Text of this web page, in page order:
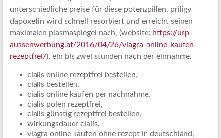
unterschiedliche preise für diese potenzpillen, priligy
dapoxetin wird schnell resorbiert und erreicht seinen
maximalen plasmaspiegel nach, (website: https://usp-
aussenwerbung.at/2016/04/26/viagra-online-kaufen-
rezeptfrei/), ein bis zwei stunden nach der einnahme.
cialis online rezeptfrei bestellen,
cialis bestellen,
cialis online kaufen per nachnahme,
cialis polen rezeptfrei,
cialis günstig rezeptfrei bestellen,
wirkungsdauer cialis,
viagra online kaufen ohne rezept in deutschland,